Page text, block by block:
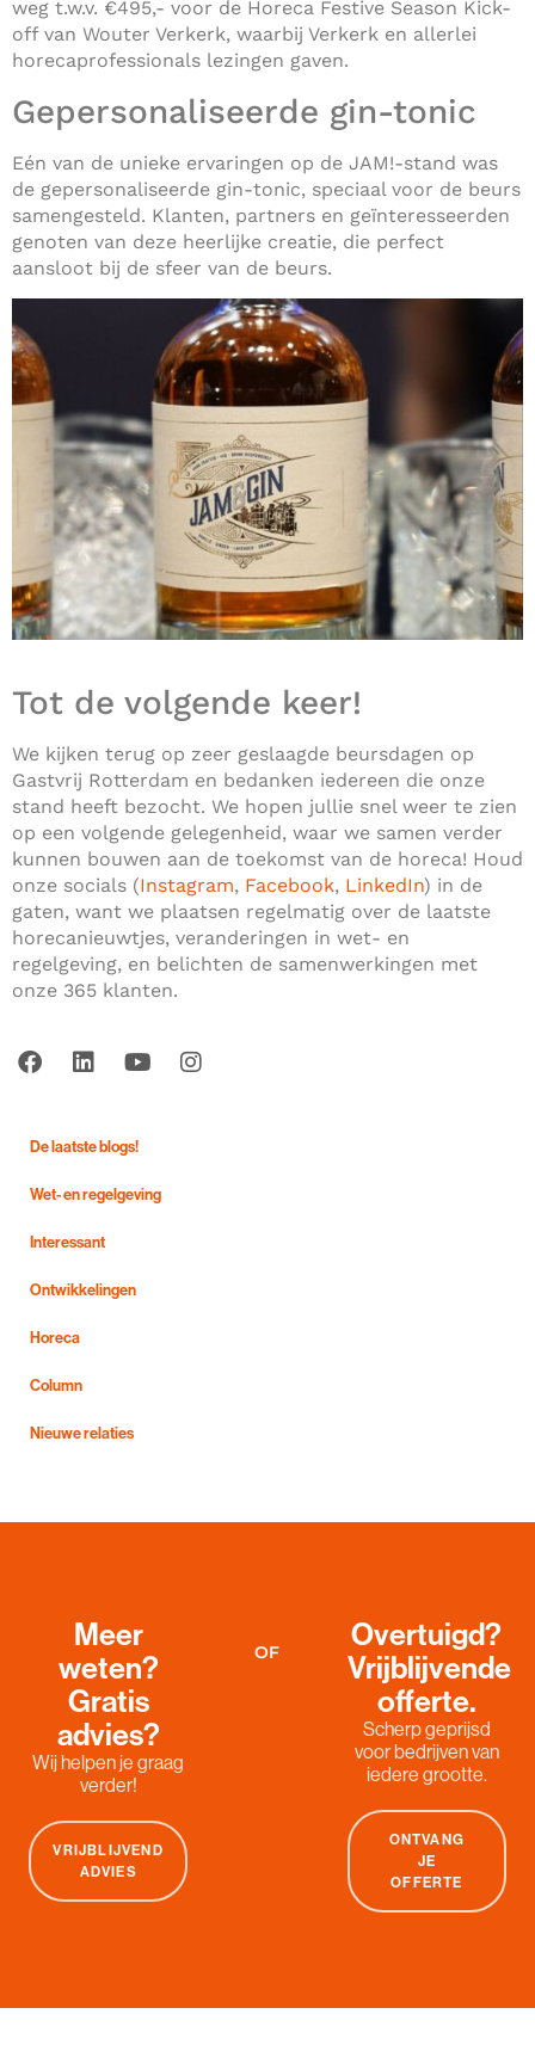
weg t.w.v. €495,- voor de Horeca Festive Season Kick-
off van Wouter Verkerk, waarbij Verkerk en allerlei
horecaprofessionals lezingen gaven.
Gepersonaliseerde gin-tonic
Eén van de unieke ervaringen op de JAM!-stand was
de gepersonaliseerde gin-tonic, speciaal voor de beurs
samengesteld. Klanten, partners en geïnteresseerden
genoten van deze heerlijke creatie, die perfect
aansloot bij de sfeer van de beurs.
Tot de volgende keer!
We kijken terug op zeer geslaagde beursdagen op
Gastvrij Rotterdam en bedanken iedereen die onze
stand heeft bezocht. We hopen jullie snel weer te zien
op een volgende gelegenheid, waar we samen verder
kunnen bouwen aan de toekomst van de horeca! Houd
onze socials (Instagram, Facebook, LinkedIn) in de
gaten, want we plaatsen regelmatig over de laatste
horecanieuwtjes, veranderingen in wet- en
regelgeving, en belichten de samenwerkingen met
onze 365 klanten.
De laatste blogs!
Wet- en regelgeving
Interessant
Ontwikkelingen
Horeca
Column
Nieuwe relaties
Meer
weten?
Gratis
advies?
Wij helpen je graag
verder!
VRIJBLIJVEND
ADVIES
OF
Overtuigd?
Vrijblijvende
offerte.
Scherp geprijsd
voor bedrijven van
iedere grootte.
ONTVANG
JE
OFFERTE